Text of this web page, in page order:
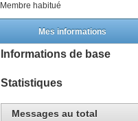
Membre habitué
Mes informations
Informations de base
Statistiques
Messages au total